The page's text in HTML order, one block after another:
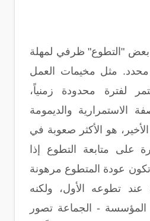
"التطوع" ظرفي لمهلة
مثل مخيمات العمل
لفترة محدودة زمنياً،
الاستمرارية والديمومة
هو الأكثر صعوبة في
على متابعة التطوع إذا
تكون عودة المتطوع مرهونة
عند تطوعه الأول، ولكنه
- الجماعة تصور